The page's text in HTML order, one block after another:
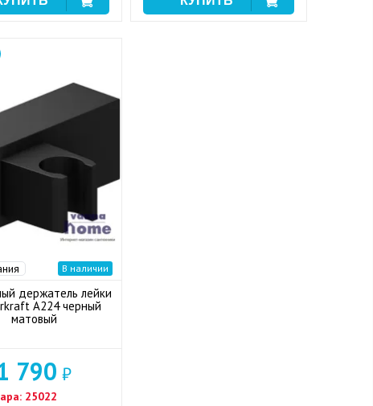
В наличии
держатель лейки
A224 черный
матовый
790 ₽
25022